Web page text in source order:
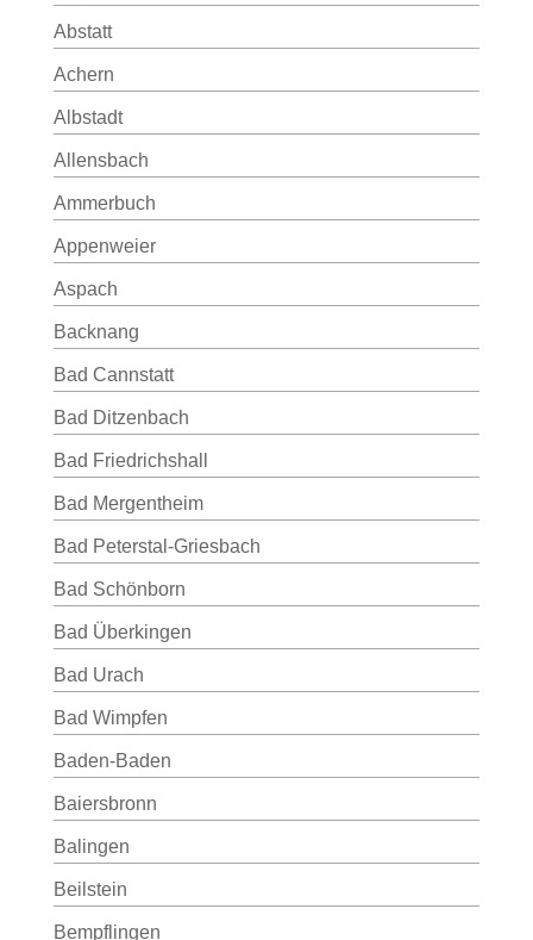
Abstatt
Achern
Albstadt
Allensbach
Ammerbuch
Appenweier
Aspach
Backnang
Bad Cannstatt
Bad Ditzenbach
Bad Friedrichshall
Bad Mergentheim
Bad Peterstal-Griesbach
Bad Schönborn
Bad Überkingen
Bad Urach
Bad Wimpfen
Baden-Baden
Baiersbronn
Balingen
Beilstein
Bempflingen